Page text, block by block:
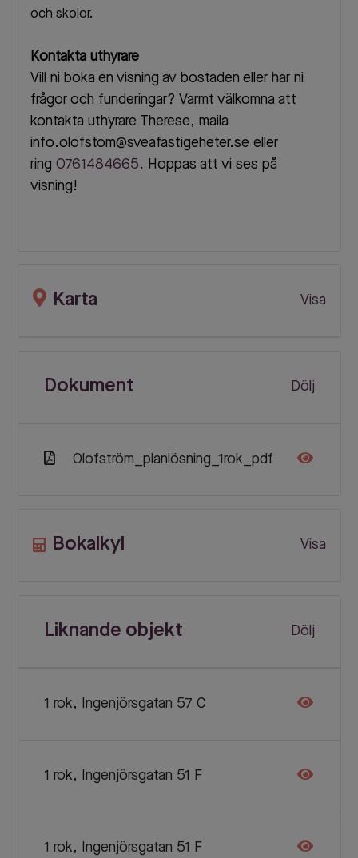
och skolor.
Kontakta uthyrare
Vill ni boka en visning av bostaden eller har ni
frågor och funderingar? Varmt välkomna att
kontakta uthyrare Therese, maila
info.olofstom@sveafastigeheter.se eller
ring 0761484665. Hoppas att vi ses på
visning!
Karta Visa
Dokument Dölj
Olofström_planlösning_1rok_pdf
Bokalkyl Visa
Liknande objekt Dölj
1 rok, Ingenjörsgatan 57 C
1 rok, Ingenjörsgatan 51 F
1 rok, Ingenjörsgatan 51 F